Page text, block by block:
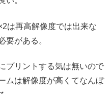
は再高解像度では出来な
要がある。
プリントする気は無いので
ムは解像度が高くてなんぼ